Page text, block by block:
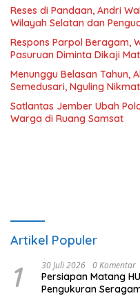
Reses di Pandaan, Andri
Wilayah Selatan dan
Respons Parpol Beragam,
Pasuruan Diminta Dikaji
Menunggu Belasan Tahun,
Semedusari, Nguling
Satlantas Jember Ubah
Warga di Ruang Samsat
Artikel Populer
1 30 Juli 2026 0 Komentar
Persiapan Matang
Pengukuran